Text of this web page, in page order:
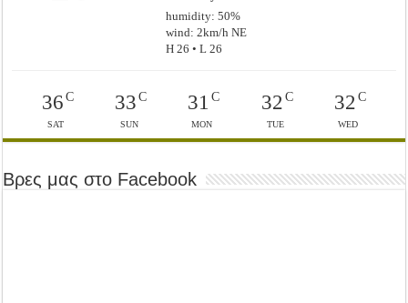
humidity: 50%
wind: 2km/h NE
H 26 • L 26
36C
SAT
33C
SUN
31 C
MON
32C
TUE
32C
WED
Βρες μας στο Facebook